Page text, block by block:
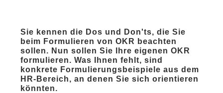
Sie kennen die Dos und Don'ts, die Sie
beim Formulieren von OKR beachten
sollen. Nun sollen Sie Ihre eigenen OKR
formulieren. Was Ihnen fehlt, sind
konkrete Formulierungsbeispiele aus dem
HR-Bereich, an denen Sie sich orientieren
könnten.